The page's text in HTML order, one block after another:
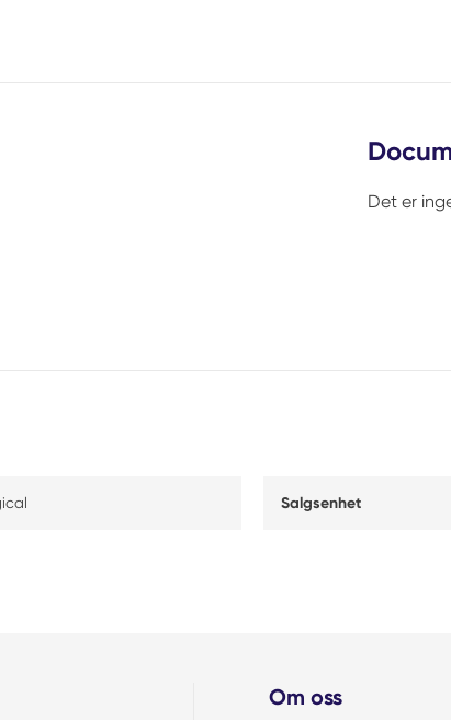
Det er
Salgsenhet
Om oss